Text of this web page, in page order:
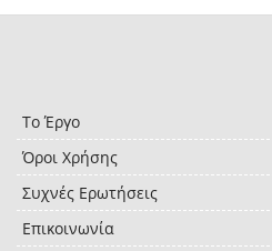
Το Έργο
Όροι Χρήσης
Συχνές Ερωτήσεις
Επικοινωνία